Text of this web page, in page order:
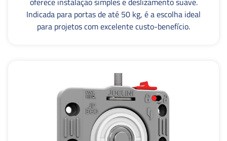
Indicada para portas de até 50 kg, é a escolha ideal
para projetos com excelente custo-benefício.